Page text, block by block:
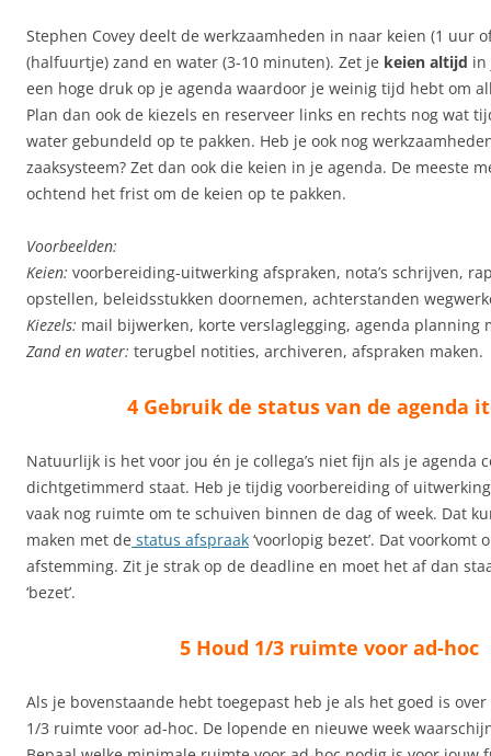
Stephen Covey deelt de werkzaamheden in naar keien (1 uur
(halfuurtje) zand en water (3-10 minuten). Zet je keien altijd in
een hoge druk op je agenda waardoor je weinig tijd hebt om
Plan dan ook de kiezels en reserveer links en rechts nog wat
water gebundeld op te pakken. Heb je ook nog
zaaksysteem? Zet dan ook die keien in je agenda. De meeste
ochtend het frist om de keien op te pakken.
Voorbeelden:
Keien: voorbereiding-uitwerking afspraken, nota’s schrijven,
opstellen, beleidsstukken doornemen, achterstanden
Kiezels: mail bijwerken, korte verslaglegging, agenda planning
Zand en water: terugbel notities, archiveren, afspraken maken.
4 Gebruik de status van de agenda
Natuurlijk is het voor jou én je collega’s niet fijn als je agenda
dichtgetimmerd staat. Heb je tijdig voorbereiding of
vaak nog ruimte om te schuiven binnen de dag of week. Dat
maken met de status afspraak ‘voorlopig bezet’. Dat voorkomt
afstemming. Zit je strak op de deadline en moet het af dan
‘bezet’.
5 Houd 1/3 ruimte voor ad-hoc
Als je bovenstaande hebt toegepast heb je als het goed is over
1/3 ruimte voor ad-hoc. De lopende en nieuwe week